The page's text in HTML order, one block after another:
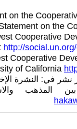
on the
on the
Cooperative
http://
of California
الإخبارية الإرادة,
نشر